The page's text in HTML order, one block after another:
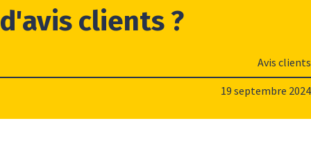
d'avis clients ?
Avis clients
19 septembre 2024